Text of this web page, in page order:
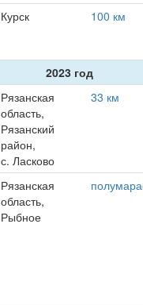
Курск 100 км
2023 год
Рязанская
область,
Рязанский
район,
с. Ласково
33 км
Рязанская
область,
Рыбное